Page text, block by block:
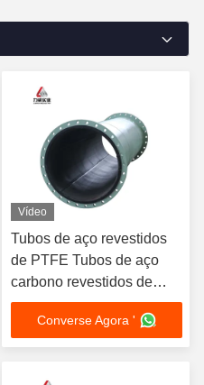
Vídeo
Tubos de aço revestidos
de PTFE Tubos de aço
carbono revestidos de
borracha padrão
americana
Converse Agora '